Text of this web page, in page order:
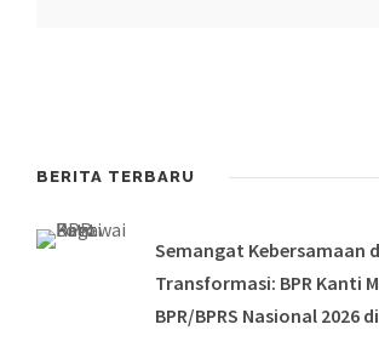
BERITA TERBARU
Semangat Kebersamaan
Transformasi: BPR Kanti
BPR/BPRS Nasional 2026